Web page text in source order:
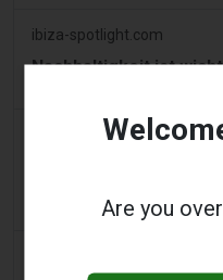
ibiza-spotlight.com
Nachhaltigkeit ist
und behalten den
Are you